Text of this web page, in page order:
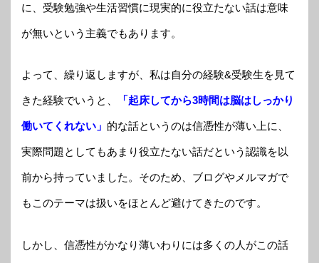
に、受験勉強や生活習慣に現実的に役立たない話は意味
が無いという主義でもあります。
よって、繰り返しますが、私は自分の経験&受験生を見て
きた経験でいうと、 「起床してから3時間は脳はしっかり
働いてくれない」 的な話というのは信憑性が薄い上に、
実際問題としてもあまり役立たない話だという認識を以
前から持っていました。そのため、ブログやメルマガで
もこのテーマは扱いをほとんど避けてきたのです。
しかし、信憑性がかなり薄いわりには多くの人がこの話